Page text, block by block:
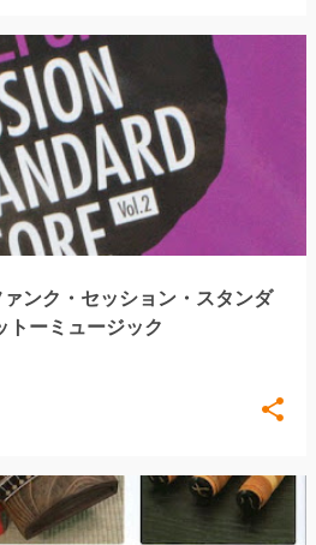
ンク・セッション・スタンダ
トーミュージック